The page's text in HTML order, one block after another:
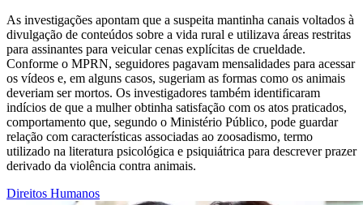
As investigações apontam que a suspeita mantinha canais voltados à
divulgação de conteúdos sobre a vida rural e utilizava áreas restritas
para assinantes para veicular cenas explícitas de crueldade.
Conforme o MPRN, seguidores pagavam mensalidades para acessar
os vídeos e, em alguns casos, sugeriam as formas como os animais
deveriam ser mortos. Os investigadores também identificaram
indícios de que a mulher obtinha satisfação com os atos praticados,
comportamento que, segundo o Ministério Público, pode guardar
relação com características associadas ao zoosadismo, termo
utilizado na literatura psicológica e psiquiátrica para descrever prazer
derivado da violência contra animais.
Direitos Humanos